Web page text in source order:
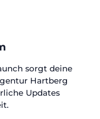
sorgt deine
Hartberg
Updates